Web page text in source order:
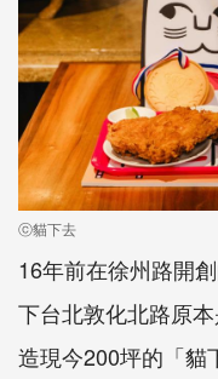
ⓒ貓下去
16年前在徐州路開
下台北敦化北路原
造現今200坪的「貓